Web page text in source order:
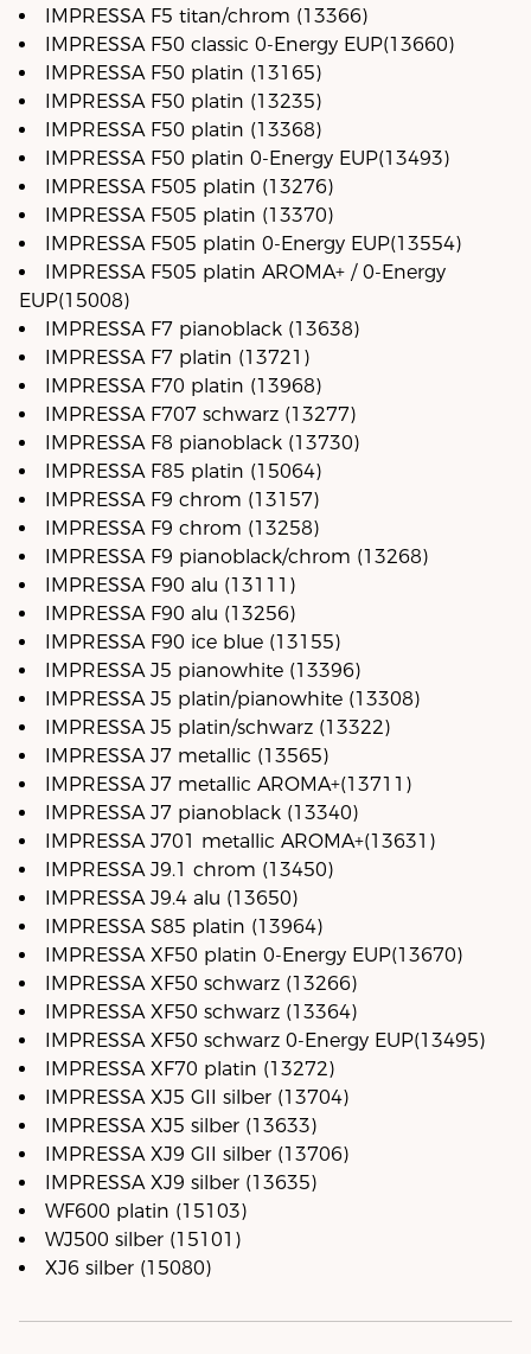
IMPRESSA F5 titan/chrom (13366)
IMPRESSA F50 classic 0-Energy EUP(13660)
IMPRESSA F50 platin (13165)
IMPRESSA F50 platin (13235)
IMPRESSA F50 platin (13368)
IMPRESSA F50 platin 0-Energy EUP(13493)
IMPRESSA F505 platin (13276)
IMPRESSA F505 platin (13370)
IMPRESSA F505 platin 0-Energy EUP(13554)
IMPRESSA F505 platin AROMA+ / 0-Energy
EUP(15008)
IMPRESSA F7 pianoblack (13638)
IMPRESSA F7 platin (13721)
IMPRESSA F70 platin (13968)
IMPRESSA F707 schwarz (13277)
IMPRESSA F8 pianoblack (13730)
IMPRESSA F85 platin (15064)
IMPRESSA F9 chrom (13157)
IMPRESSA F9 chrom (13258)
IMPRESSA F9 pianoblack/chrom (13268)
IMPRESSA F90 alu (13111)
IMPRESSA F90 alu (13256)
IMPRESSA F90 ice blue (13155)
IMPRESSA J5 pianowhite (13396)
IMPRESSA J5 platin/pianowhite (13308)
IMPRESSA J5 platin/schwarz (13322)
IMPRESSA J7 metallic (13565)
IMPRESSA J7 metallic AROMA+(13711)
IMPRESSA J7 pianoblack (13340)
IMPRESSA J701 metallic AROMA+(13631)
IMPRESSA J9.1 chrom (13450)
IMPRESSA J9.4 alu (13650)
IMPRESSA S85 platin (13964)
IMPRESSA XF50 platin 0-Energy EUP(13670)
IMPRESSA XF50 schwarz (13266)
IMPRESSA XF50 schwarz (13364)
IMPRESSA XF50 schwarz 0-Energy EUP(13495)
IMPRESSA XF70 platin (13272)
IMPRESSA XJ5 GII silber (13704)
IMPRESSA XJ5 silber (13633)
IMPRESSA XJ9 GII silber (13706)
IMPRESSA XJ9 silber (13635)
WF600 platin (15103)
WJ500 silber (15101)
XJ6 silber (15080)